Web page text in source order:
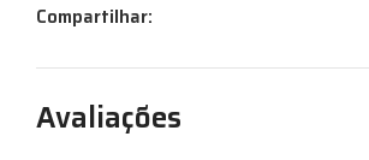
Compartilhar:
Avaliações